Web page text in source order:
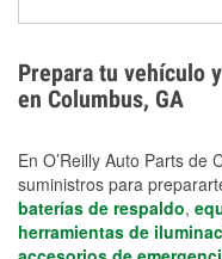
los daños por
preparar opciones
medidas de
Prepara tu vehículo
en Columbus, GA
En O’Reilly Auto Parts de
suministros para
baterías de respaldo,
herramientas de